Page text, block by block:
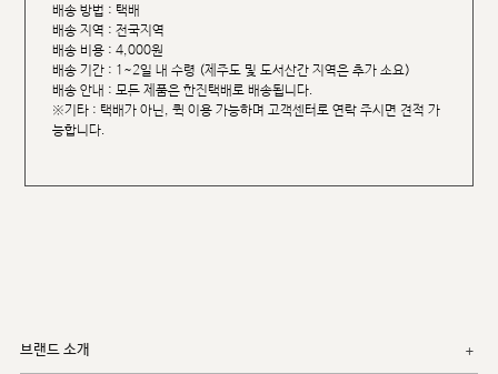
배송 방법 : 택배
배송 지역 : 전국지역
배송 비용 : 4,000원
배송 기간 : 1~2일 내 수령 (제주도 및 도서산간 지역은 추가 소요)
배송 안내 : 모든 제품은 한진택배로 배송됩니다.
※기타 : 택배가 아닌, 퀵 이용 가능하며 고객센터로 연락 주시면 견적 가
능합니다.
브랜드 소개